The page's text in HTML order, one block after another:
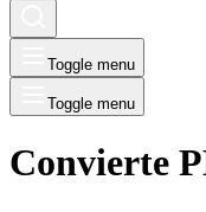
Toggle menu
Toggle menu
Convierte